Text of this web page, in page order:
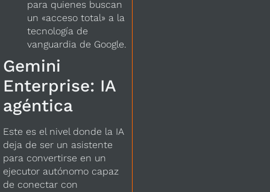
para quienes buscan
un «acceso total» a la
tecnología de
vanguardia de Google.
Gemini
Enterprise: IA
agéntica
Este es el nivel donde la IA
deja de ser un asistente
para convertirse en un
ejecutor autónomo capaz
de conectar con